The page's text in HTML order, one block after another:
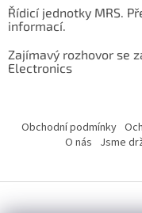
Řídicí jednotky MRS.
informací.
Zajímavý rozhovor se
Electronics
Obchodní podmínky
O nás Jsme